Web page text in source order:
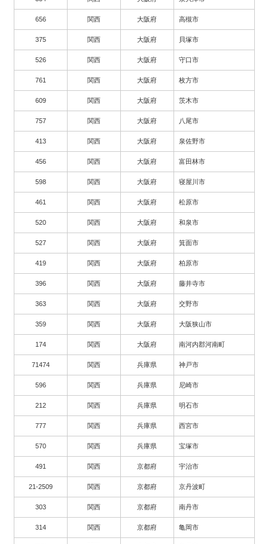
656 関西 大阪府 高槻市
375 関西 大阪府 貝塚市
526 関西 大阪府 守口市
761 関西 大阪府 枚方市
609 関西 大阪府 茨木市
757 関西 大阪府 八尾市
413 関西 大阪府 泉佐野市
456 関西 大阪府 富田林市
598 関西 大阪府 寝屋川市
461 関西 大阪府 松原市
520 関西 大阪府 和泉市
527 関西 大阪府 箕面市
419 関西 大阪府 柏原市
396 関西 大阪府 藤井寺市
363 関西 大阪府 交野市
359 関西 大阪府 大阪狭山市
174 関西 大阪府 南河内郡河南町
71474 関西 兵庫県 神戸市
596 関西 兵庫県 尼崎市
212 関西 兵庫県 明石市
777 関西 兵庫県 西宮市
570 関西 兵庫県 宝塚市
491 関西 京都府 宇治市
21-2509 関西 京都府 京丹波町
303 関西 京都府 南丹市
314 関西 京都府 亀岡市